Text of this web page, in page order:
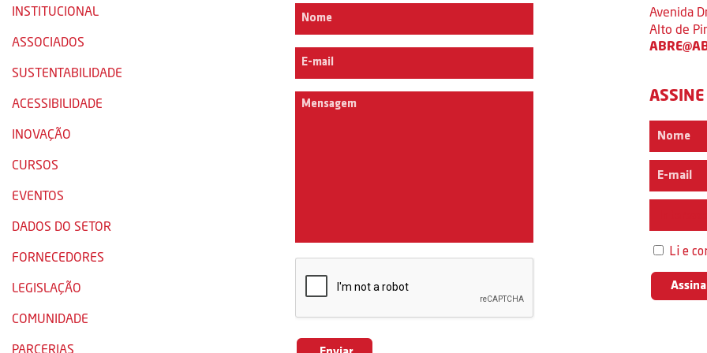
INSTITUCIONAL
ASSOCIADOS
SUSTENTABILIDADE
ACESSIBILIDADE
INOVAÇÃO
CURSOS
EVENTOS
DADOS DO SETOR
FORNECEDORES
LEGISLAÇÃO
COMUNIDADE
PARCERIAS
Avenida
Alto de
Li e